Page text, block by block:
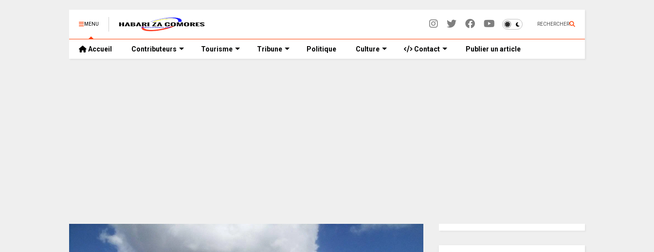
MENU RECHERCHER
Accueil Contributeurs Tourisme Tribune Politique Culture Contact Publier un article